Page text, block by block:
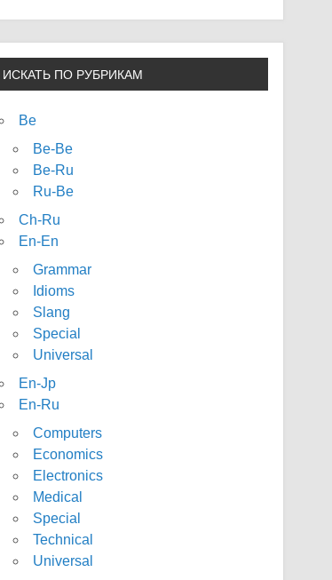
ИСКАТЬ ПО РУБРИКАМ
Be
Be-Be
Be-Ru
Ru-Be
Ch-Ru
En-En
Grammar
Idioms
Slang
Special
Universal
En-Jp
En-Ru
Computers
Economics
Electronics
Medical
Special
Technical
Universal